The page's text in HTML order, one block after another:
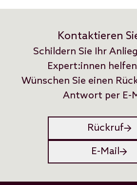
Kontaktieren
Schildern Sie Ihr
Expert:innen
Wünschen Sie einen
Antwort per E-
Rückruf
E-Mail